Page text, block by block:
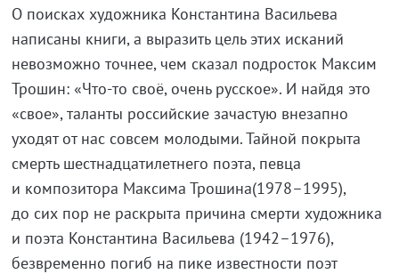
О поисках художника Константина Васильева
написаны книги, а выразить цель этих исканий
невозможно точнее, чем сказал подросток Максим
Трошин: «Что-то своё, очень русское». И найдя это
«свое», таланты российские зачастую внезапно
уходят от нас совсем молодыми. Тайной покрыта
смерть шестнадцатилетнего поэта, певца
и композитора Максима Трошина(1978–1995),
до сих пор не раскрыта причина смерти художника
и поэта Константина Васильева (1942–1976),
безвременно погиб на пике известности поэт